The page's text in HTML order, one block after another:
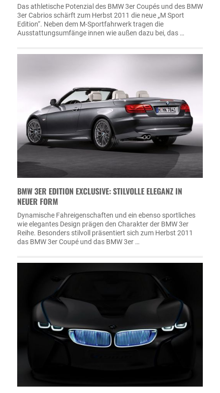
Das athletische Potenzial des BMW 3er Coupés und des BMW
3er Cabrios schärft zum Herbst 2011 die neue „M Sport
Edition“. Neben dem M-Sportfahrwerk tragen die
Ausstattungsumfänge innen wie außen dazu bei, das …
BMW 3ER EDITION EXCLUSIVE: STILVOLLE ELEGANZ IN
NEUER FORM
Dynamische Fahreigenschaften und ein ebenso sportliches
wie elegantes Design prägen den Charakter der BMW 3er
Reihe. Besonders stilvoll präsentiert sich zum Herbst 2011
das BMW 3er Coupé und das BMW 3er …